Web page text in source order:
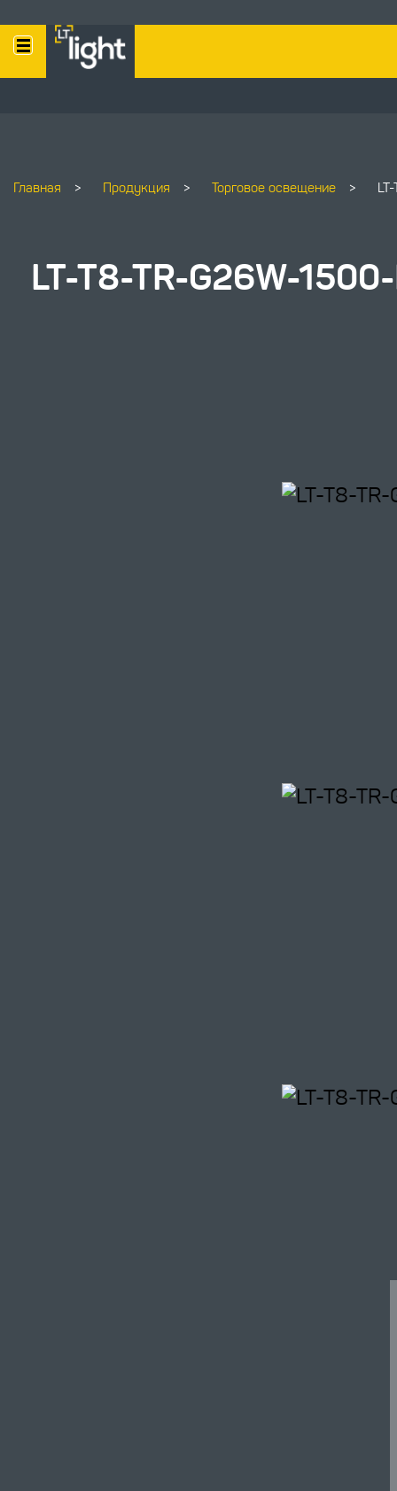
Главная > Продукция > Торговое освещение >
LT-T8-TR-G26W-